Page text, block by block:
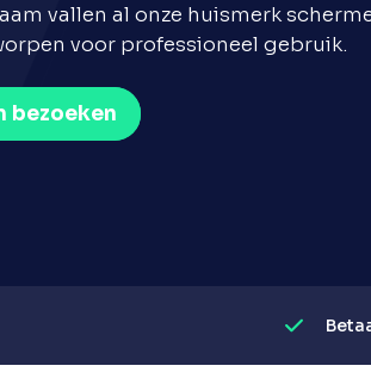
vallen al onze huismerk
voor professioneel gebruik.
bezoeken